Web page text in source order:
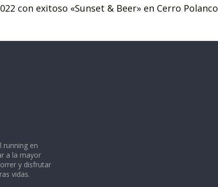
con exitoso «Sunset & Beer» en Cerro Polanco
running en
a la mayor
y disfrutar
vidas.